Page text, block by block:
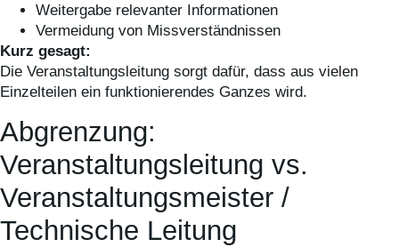
Weitergabe relevanter Informationen
Vermeidung von Missverständnissen
Kurz gesagt:
Die Veranstaltungsleitung sorgt dafür, dass aus vielen
Einzelteilen ein funktionierendes Ganzes wird.
Abgrenzung:
Veranstaltungsleitung vs.
Veranstaltungsmeister /
Technische Leitung